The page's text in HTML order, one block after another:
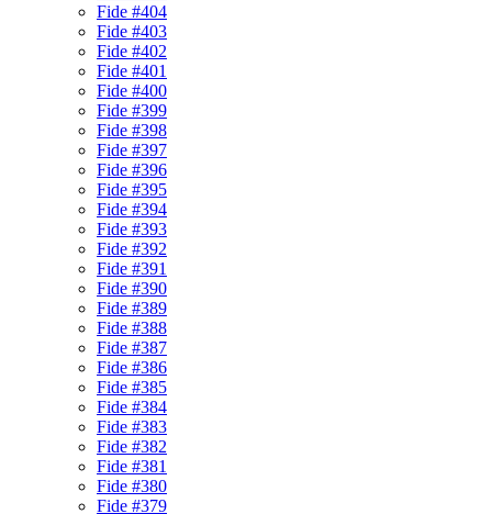
Fide #404
Fide #403
Fide #402
Fide #401
Fide #400
Fide #399
Fide #398
Fide #397
Fide #396
Fide #395
Fide #394
Fide #393
Fide #392
Fide #391
Fide #390
Fide #389
Fide #388
Fide #387
Fide #386
Fide #385
Fide #384
Fide #383
Fide #382
Fide #381
Fide #380
Fide #379